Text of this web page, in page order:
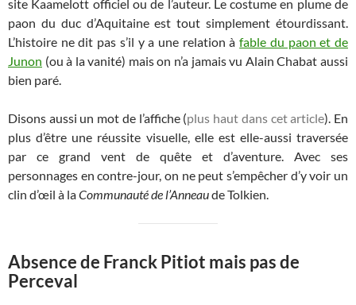
site Kaamelott officiel ou de l’auteur. Le costume en plume de
paon du duc d’Aquitaine est tout simplement étourdissant.
L’histoire ne dit pas s’il y a une relation àfable du paon et de
Junon (ou à la vanité) mais on n’a jamais vu Alain Chabat aussi
bien paré.
Disons aussi un mot de l’affiche (plus haut dans cet article). En
plus d’être une réussite visuelle, elle est elle-aussi traversée
par ce grand vent de quête et d’aventure. Avec ses
personnages en contre-jour, on ne peut s’empêcher d’y voir un
clin d’œil à laCommunauté de l’Anneaude Tolkien.
Absence de Franck Pitiot mais pas de
Perceval